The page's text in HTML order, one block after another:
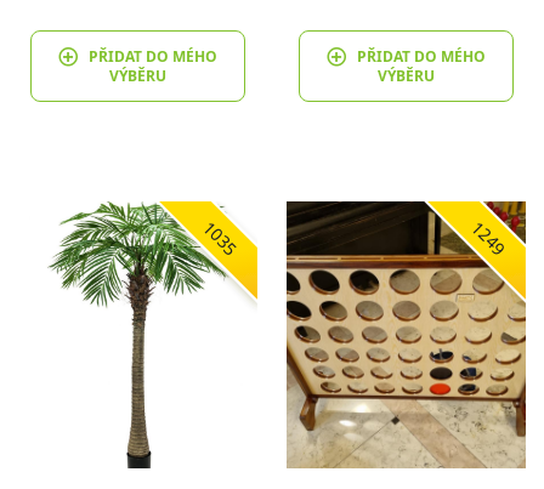
PŘIDAT DO MÉHO
VÝBĚRU
PŘIDAT DO MÉHO
VÝBĚRU
1035 1249